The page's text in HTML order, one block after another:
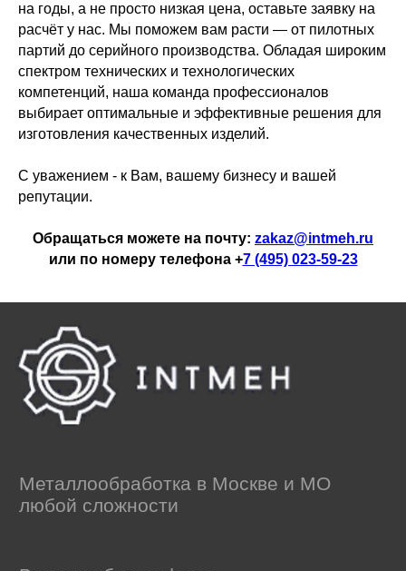
на годы, а не просто низкая цена, оставьте заявку на
расчёт у нас. Мы поможем вам расти — от пилотных
партий до серийного производства. Обладая широким
спектром технических и технологических
компетенций, наша команда профессионалов
выбирает оптимальные и эффективные решения для
изготовления качественных изделий.
С уважением - к Вам, вашему бизнесу и вашей
репутации.
Обращаться можете на почту: zakaz@intmeh.ru
или по номеру телефона +7 (495) 023-59-23